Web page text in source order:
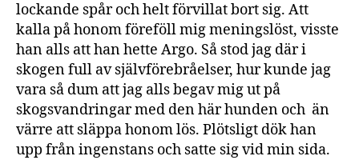
lockande spår och helt förvillat bort sig. Att
kalla på honom föreföll mig meningslöst, visste
han alls att han hette Argo. Så stod jag där i
skogen full av självförebråelser, hur kunde jag
vara så dum att jag alls begav mig ut på
skogsvandringar med den här hunden och än
värre att släppa honom lös. Plötsligt dök han
upp från ingenstans och satte sig vid min sida.